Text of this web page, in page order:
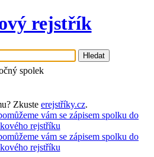
rejstřík
Hledat
spolek
Zkuste erejstříky.cz.